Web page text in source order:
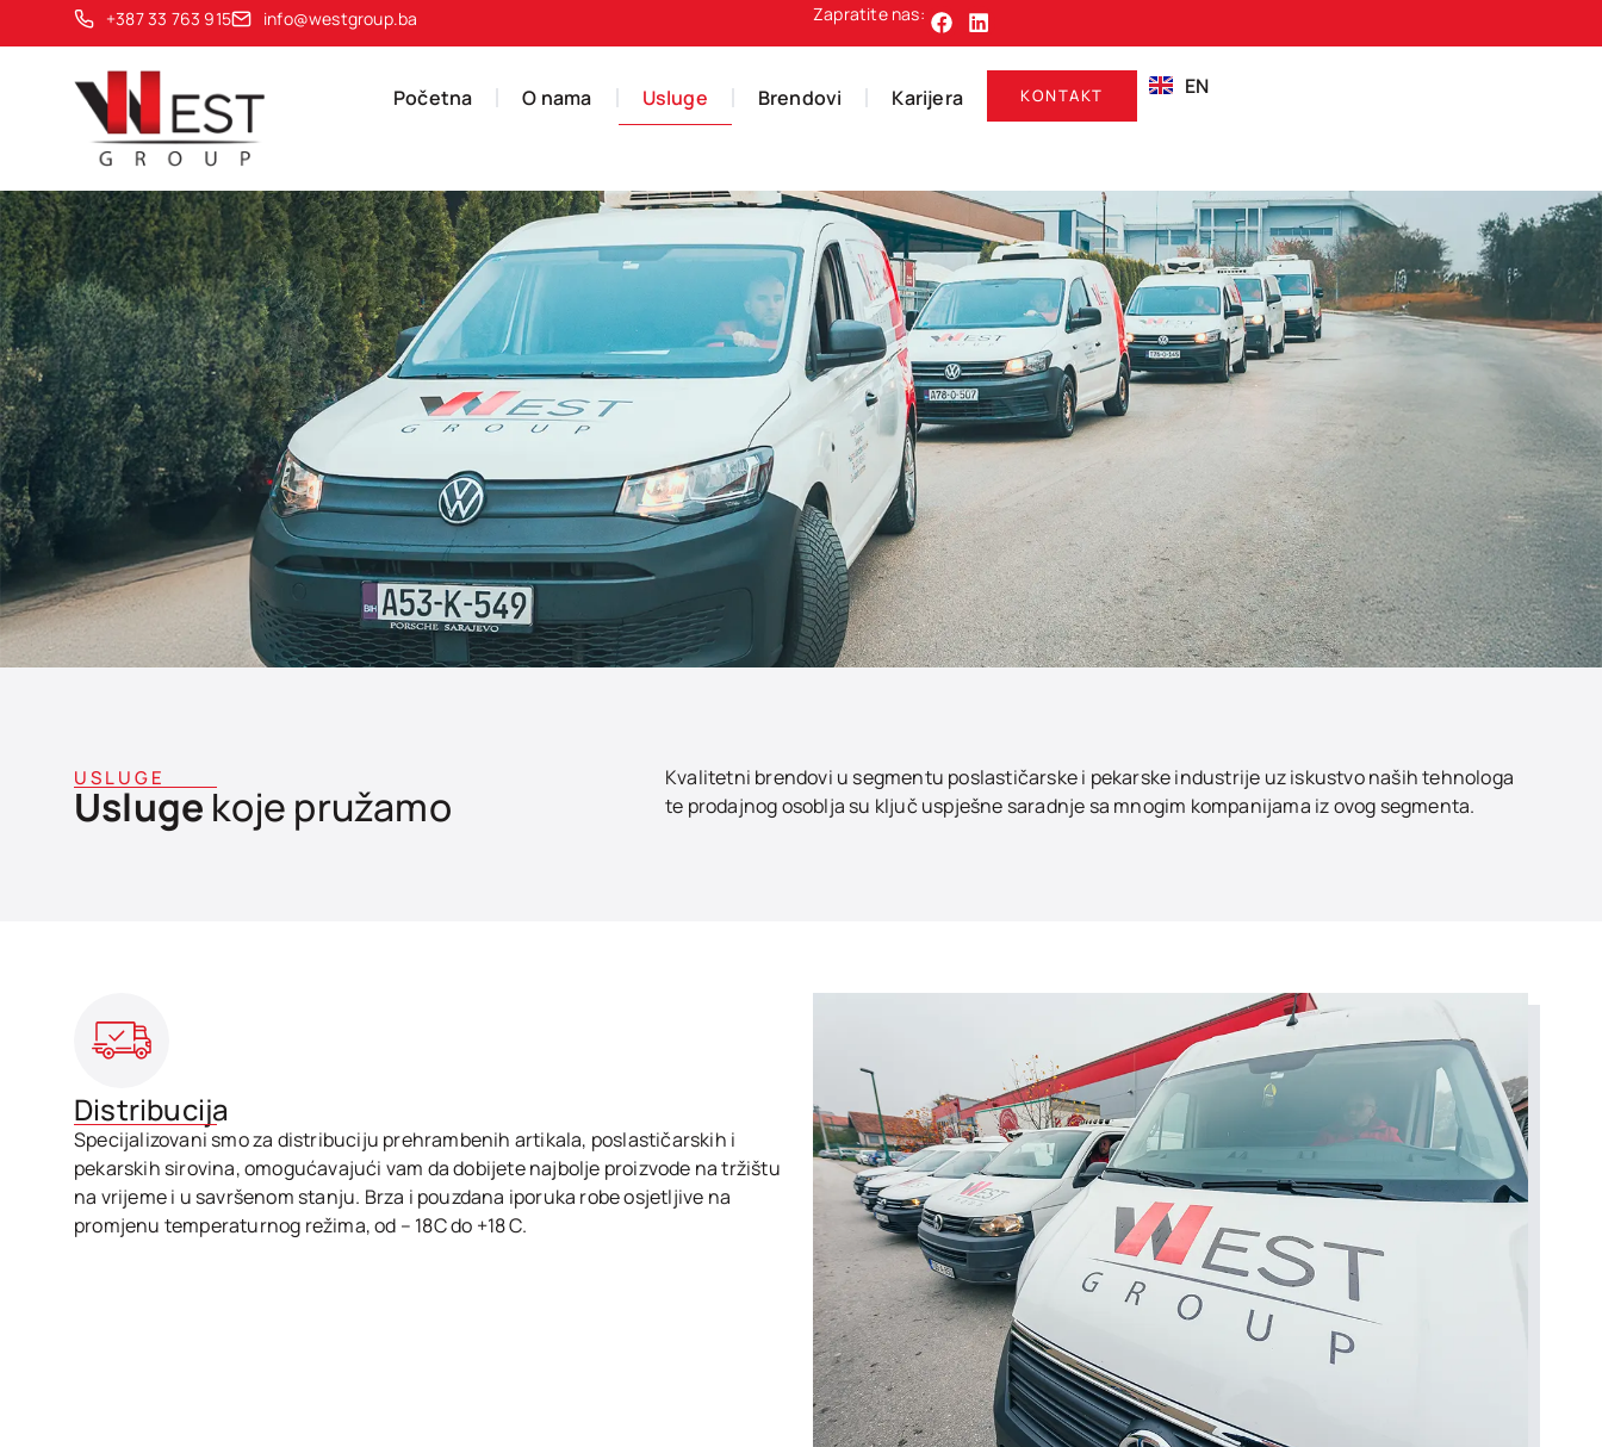
+387 33 763 915 info@westgroup.ba Zapratite nas:
Početna O nama Usluge Brendovi Karijera KONTAKT EN
USLUGE
Usluge koje pružamo
Kvalitetni brendovi u segmentu poslastičarske i pekarske industrije uz iskustvo naših tehnologa
te prodajnog osoblja su ključ uspješne saradnje sa mnogim kompanijama iz ovog segmenta.
Distribucija
Specijalizovani smo za distribuciju prehrambenih artikala, poslastičarskih i
pekarskih sirovina, omogućavajući vam da dobijete najbolje proizvode na tržištu
na vrijeme i u savršenom stanju. Brza i pouzdana iporuka robe osjetljive na
promjenu temperaturnog režima, od – 18C do +18 C.